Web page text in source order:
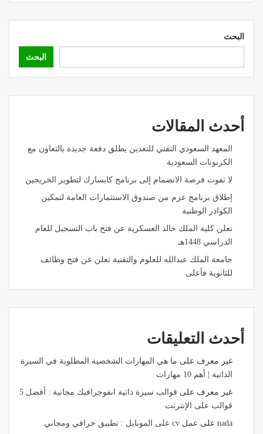
البحث
البحث
أحدث المقالات
المعهد السعودي التقني للتعدين يطلق دفعة جديدة بالتعاون مع
الكربونات السعودية
لا تفوت فرصة الانضمام إلى برنامج كابسارك لتطوير الخريجين
إطلاق برنامج عزم من صندوق الاستثمارات العامة لتمكين
الكوادر الوطنية
تعلن كلية الملك خالد العسكرية عن فتح باب التسجيل للعام
الدراسي 1448هـ
جامعة الملك عبدالله للعلوم والتقنية تعلن عن فتح وظائف
للثانوية فأعلى
أحدث التعليقات
غير معرف على ما هي المهارات الشخصية المطلوبة في السيرة
الذاتية | أهم 10 مهارات
غير معرف على
قوالب سيرة ذاتية انفوجرافيك مجانية : أفضل 5
قوالب على الإنترنت
nada على عمل cv على الموبايل : تطبيق خرافي ومجاني